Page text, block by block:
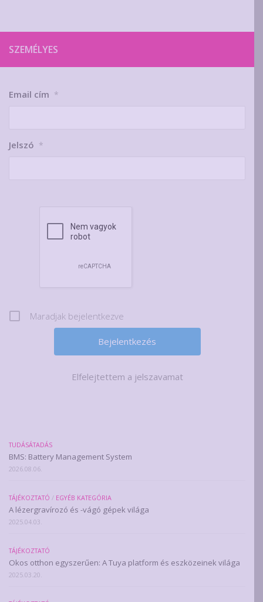
SZEMÉLYES
Email cím *
Jelszó *
Maradjak bejelentkezve
Elfelejtettem a jelszavamat
TUDÁSÁTADÁS
BMS: Battery Management System
2026.08.06.
TÁJÉKOZTATÓ / EGYÉB KATEGÓRIA
A lézergravírozó és -vágó gépek világa
2025.04.03.
TÁJÉKOZTATÓ
Okos otthon egyszerűen: A Tuya platform és eszközeinek világa
2025.03.20.